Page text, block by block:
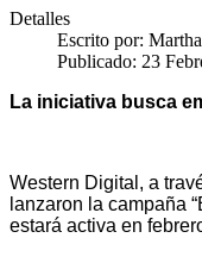
Detalles
Escrito por:
Publicado: 23
La iniciativa busca
Western Digital, a
lanzaron la campaña
estará activa en